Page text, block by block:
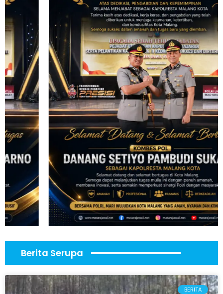
Berita Serupa
BERITA